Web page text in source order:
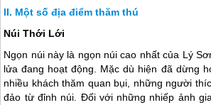
Một số địa điểm thăm thú
Núi Thới Lới
Ngọn núi này là ngọn núi cao nhất của Lý
lửa đang hoạt động. Mặc dù hiện đã dừng
nhiều khách thăm quan bụi, những người
đảo từ đỉnh núi. Đối với những nhiếp ảnh